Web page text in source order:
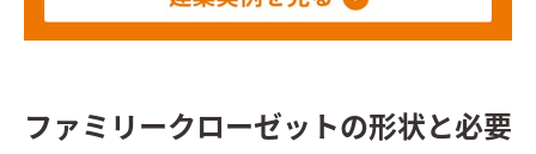
ファミリークローゼットの形状と必要